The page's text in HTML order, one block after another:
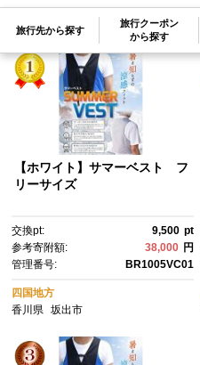
旅行先から探す
旅行クーポン
から探す
参考寄附額順|新着順
【ホワイト】サマーベスト フ
リーサイズ
交換pt: 9,500 pt
参考寄附額:
38,000 円
管理番号:
BR1005VC01
四国地方
香川県
坂出市